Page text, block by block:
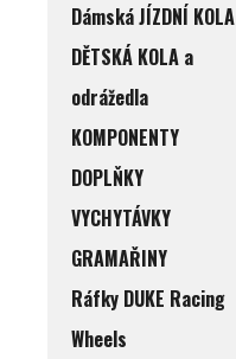
Dámská JÍZDNÍ KOLA
DĚTSKÁ KOLA a
odrážedla
KOMPONENTY
DOPLŇKY
VYCHYTÁVKY
GRAMAŘINY
Ráfky DUKE Racing
Wheels